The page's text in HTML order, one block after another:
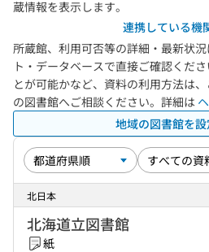
蔵情報を表示します。
連携している機
所蔵館、利用可否等の詳細・最新状
ト・データベースで直接ご確認くだ
とが可能かなど、資料の利用方法は
の図書館へご相談ください。詳細は
地域の図書館を設
北日本
北海道立図書館
紙